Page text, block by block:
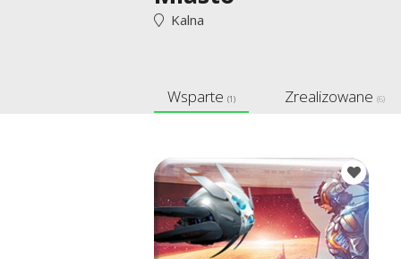
Kalna
Wsparte (1) Zrealizowane (6)